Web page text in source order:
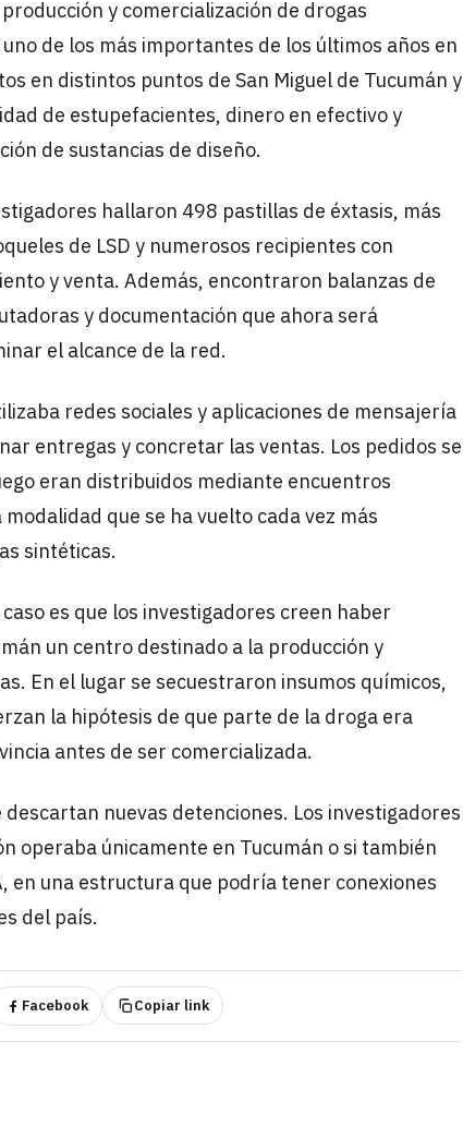
y comercialización de drogas
de los más importantes de los últimos años en
en distintos puntos de San Miguel de Tucumán y
de estupefacientes, dinero en efectivo y
de sustancias de diseño.
hallaron 498 pastillas de éxtasis, más
de LSD y numerosos recipientes con
y venta. Además, encontraron balanzas de
y documentación que ahora será
el alcance de la red.
redes sociales y aplicaciones de mensajería
entregas y concretar las ventas. Los pedidos se
eran distribuidos mediante encuentros
que se ha vuelto cada vez más
sintéticas.
es que los investigadores creen haber
un centro destinado a la producción y
En el lugar se secuestraron insumos químicos,
la hipótesis de que parte de la droga era
antes de ser comercializada.
descartan nuevas detenciones. Los investigadores
operaba únicamente en Tucumán o si también
en una estructura que podría tener conexiones
del país.
Facebook Copiar link